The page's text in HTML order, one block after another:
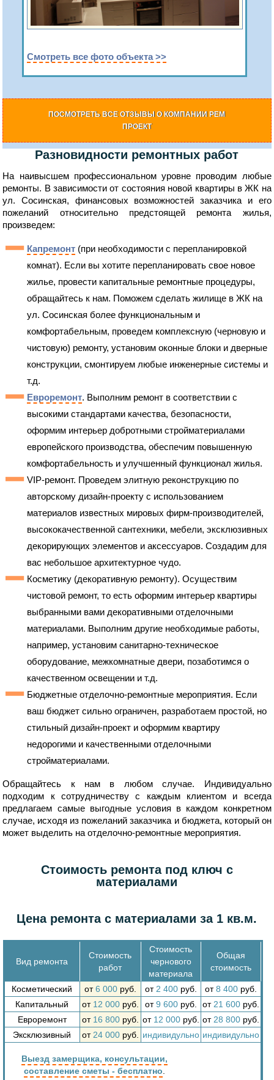
Смотреть все фото объекта >>
ПОСМОТРЕТЬ ВСЕ ОТЗЫВЫ О КОМПАНИИ РЕМ
ПРОЕКТ
Разновидности ремонтных работ
На наивысшем профессиональном уровне проводим любые
ремонты. В зависимости от состояния новой квартиры в ЖК на
ул. Сосинская, финансовых возможностей заказчика и его
пожеланий относительно предстоящей ремонта жилья,
произведем:
Капремонт (при необходимости с перепланировкой
комнат). Если вы хотите перепланировать свое новое
жилье, провести капитальные ремонтные процедуры,
обращайтесь к нам. Поможем сделать жилище в ЖК на
ул. Сосинская более функциональным и
комфортабельным, проведем комплексную (черновую и
чистовую) ремонту, установим оконные блоки и дверные
конструкции, смонтируем любые инженерные системы и
т.д.
Евроремонт. Выполним ремонт в соответствии с
высокими стандартами качества, безопасности,
оформим интерьер добротными стройматериалами
европейского производства, обеспечим повышенную
комфортабельность и улучшенный функционал жилья.
VIP-ремонт. Проведем элитную реконструкцию по
авторскому дизайн-проекту с использованием
материалов известных мировых фирм-производителей,
высококачественной сантехники, мебели, эксклюзивных
декорирующих элементов и аксессуаров. Создадим для
вас небольшое архитектурное чудо.
Косметику (декоративную ремонту). Осуществим
чистовой ремонт, то есть оформим интерьер квартиры
выбранными вами декоративными отделочными
материалами. Выполним другие необходимые работы,
например, установим санитарно-техническое
оборудование, межкомнатные двери, позаботимся о
качественном освещении и т.д.
Бюджетные отделочно-ремонтные мероприятия. Если
ваш бюджет сильно ограничен, разработаем простой, но
стильный дизайн-проект и оформим квартиру
недорогими и качественными отделочными
стройматериалами.
Обращайтесь к нам в любом случае. Индивидуально
подходим к сотрудничеству с каждым клиентом и всегда
предлагаем самые выгодные условия в каждом конкретном
случае, исходя из пожеланий заказчика и бюджета, который он
может выделить на отделочно-ремонтные мероприятия.
Стоимость ремонта под ключ с
материалами
Цена ремонта с материалами за 1 кв.м.
Вид ремонта
Стоимость
работ
Стоимость
чернового
материала
Общая
стоимость
Косметический от6 000руб. от 2 400руб. от8 400руб.
Капитальный
от 12 000руб. от9 600руб. от 21 600руб.
Евроремонт
от 16 800руб. от 12 000руб. от 28 800руб.
Эксклюзивный
от 24 000руб. индивидульно индивидульно
Выезд замерщика, консультации,
составление сметы - бесплатно